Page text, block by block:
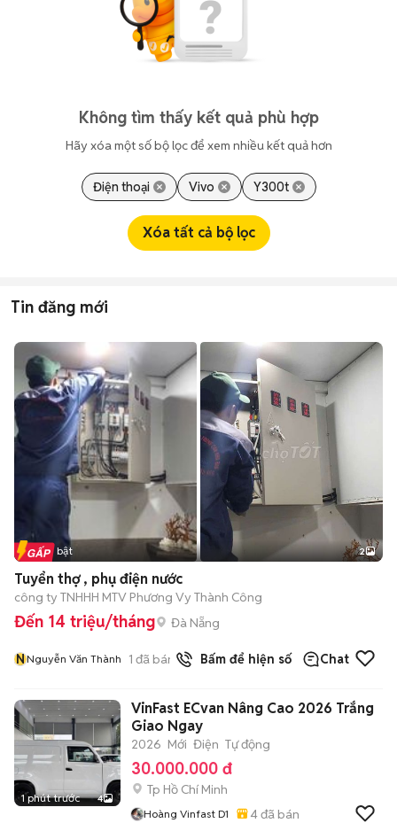
Không tìm thấy kết quả phù hợp
Hãy xóa một số bộ lọc để xem nhiều kết quả hơn
Điện thoại Vivo Y300t
Xóa tất cả bộ lọc
Tin đăng mới
Tin nổi bật 2
Tuyển thợ , phụ điện nước
công ty TNHHH MTV Phương Vy Thành Công
Đến 14 triệu/tháng Đà Nẵng
NNguyễn Văn Thành 1 đã bán Bấm để hiện số Chat
1 phút trước 4
VinFast ECvan Nâng Cao 2026 Trắng
Giao Ngay
2026 Mới Điện Tự động
30.000.000 đ
Tp Hồ Chí Minh
Hoàng Vinfast D1 4đã bán